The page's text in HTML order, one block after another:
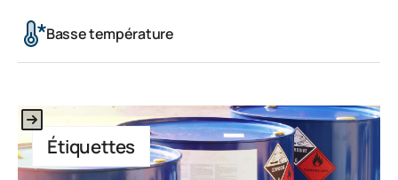
Basse température
Étiquettes
Il s'agit d'un texte à l'intérieur d'un bloc div.